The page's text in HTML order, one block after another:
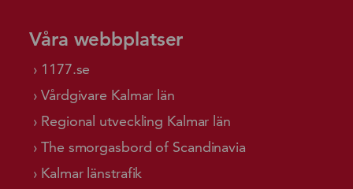
Våra webbplatser
1177.se
Vårdgivare Kalmar län
Regional utveckling Kalmar län
The smorgasbord of Scandinavia
Kalmar länstrafik